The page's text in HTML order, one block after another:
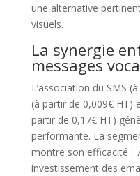
une alternative
visuels.
La synergie
messages
L’association du SMS
(à partir de 0,009€ HT)
partir de 0,17€ HT)
performante. La
montre son efficacité :
investissement des